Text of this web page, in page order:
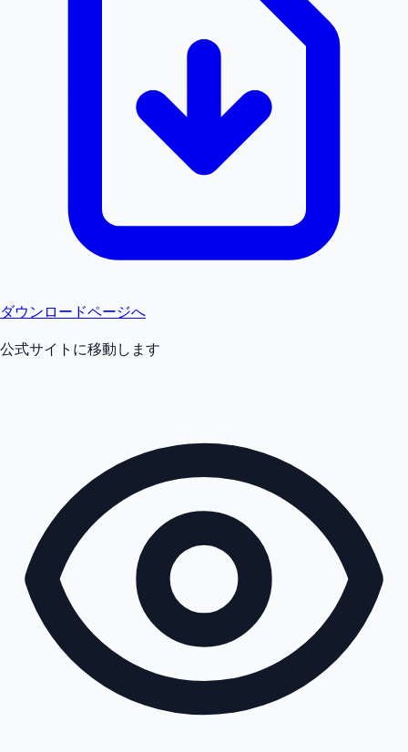
ダウンロードページへ
公式サイトに移動します